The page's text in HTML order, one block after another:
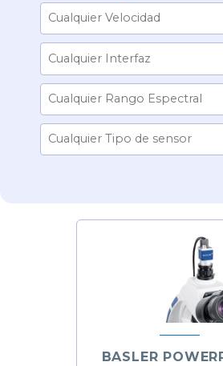
BASLER